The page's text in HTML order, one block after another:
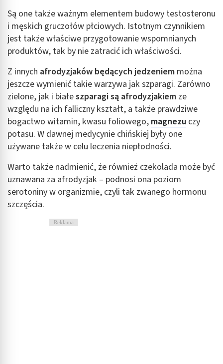
Są one także ważnym elementem budowy testosteronu
i męskich gruczołów płciowych. Istotnym czynnikiem
jest także właściwe przygotowanie wspomnianych
produktów, tak by nie zatracić ich właściwości.
Z innych afrodyzjaków będących jedzeniem można
jeszcze wymienić takie warzywa jak szparagi. Zarówno
zielone, jak i białeszparagi są afrodyzjakiem ze
względu na ich falliczny kształt, a także prawdziwe
bogactwo witamin, kwasu foliowego, magnezu czy
potasu. W dawnej medycynie chińskiej były one
używane także w celu leczenia niepłodności.
Warto także nadmienić, że również czekolada może być
uznawana za afrodyzjak – podnosi ona poziom
serotoniny w organizmie, czyli tak zwanego hormonu
szczęścia.
Reklama